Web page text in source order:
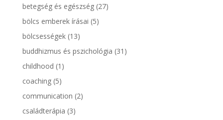
betegség és egészség(27)
bölcs emberek írásai (5)
bölcsességek(13)
buddhizmus és pszichológia (31)
childhood (1)
coaching(5)
communication (2)
családterápia (3)